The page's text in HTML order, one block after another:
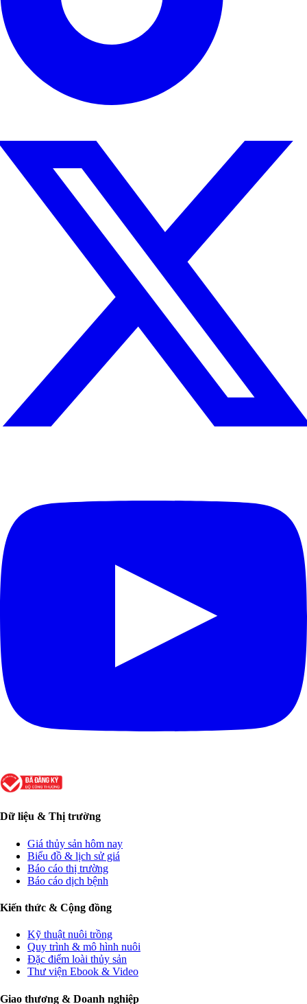
Dữ liệu & Thị trường
Giá thủy sản hôm nay
Biểu đồ & lịch sử giá
Báo cáo thị trường
Báo cáo dịch bệnh
Kiến thức & Cộng đồng
Kỹ thuật nuôi trồng
Quy trình & mô hình nuôi
Đặc điểm loài thủy sản
Thư viện Ebook & Video
Giao thương & Doanh nghiệp